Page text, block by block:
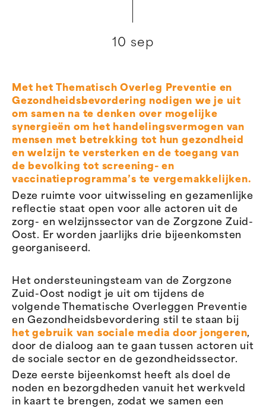
10 sep
Met het Thematisch Overleg Preventie en
Gezondheidsbevordering nodigen we je uit
om samen na te denken over mogelijke
synergieën om het handelingsvermogen van
mensen met betrekking tot hun gezondheid
en welzijn te versterken en de toegang van
de bevolking tot screening- en
vaccinatieprogramma’s te vergemakkelijken.
Deze ruimte voor uitwisseling en gezamenlijke
reflectie staat open voor alle actoren uit de
zorg- en welzijnssector van de Zorgzone Zuid-
Oost. Er worden jaarlijks drie bijeenkomsten
georganiseerd.
Het ondersteuningsteam van de Zorgzone
Zuid-Oost nodigt je uit om tijdens de
volgende Thematische Overleggen Preventie
en Gezondheidsbevordering stil te staan bij
het gebruik van sociale media door jongeren,
door de dialoog aan te gaan tussen actoren uit
de sociale sector en de gezondheidssector.
Deze eerste bijeenkomst heeft als doel de
noden en bezorgdheden vanuit het werkveld
in kaart te brengen, zodat we samen een